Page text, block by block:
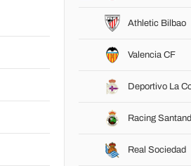
Athletic Bilbao
Valencia CF
Deportivo La
Racing
Real Sociedad